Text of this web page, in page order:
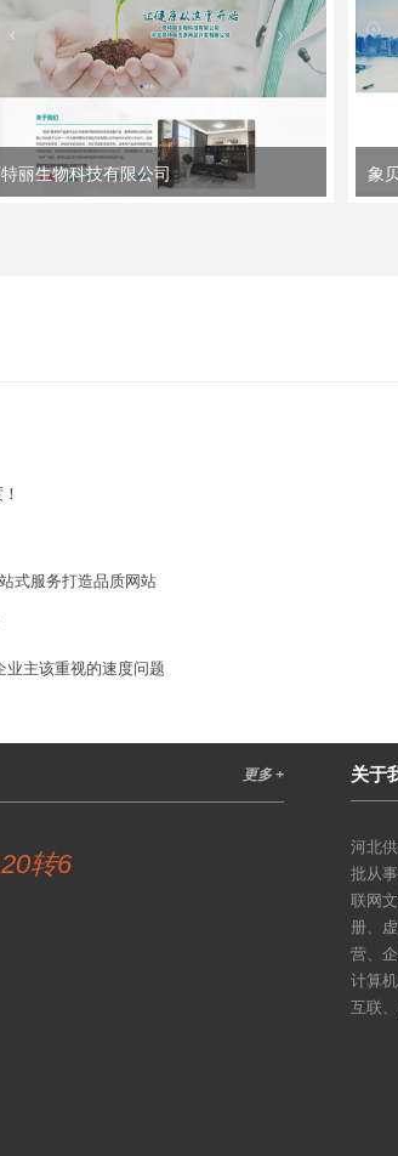
丽生物科技有限公司 象
式服务打造品质网站
主该重视的速度问题
更多 +
转6
关于
河北
批从
联网
册、
营、
计算
互联